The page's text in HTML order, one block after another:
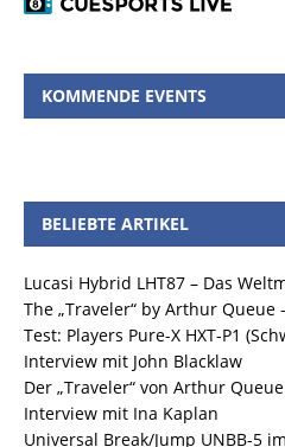
KOMMENDE EVENTS
BELIEBTE ARTIKEL
Lucasi Hybrid LHT87 – Das
The „Traveler“ by Arthur Queue
Test: Players Pure-X HXT-P1
Interview mit John Blacklaw
Der „Traveler“ von Arthur
Interview mit Ina Kaplan
Universal Break/Jump UNBB-5